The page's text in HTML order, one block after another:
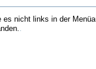
nicht links in der